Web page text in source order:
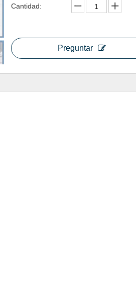
Cantidad:
Preguntar